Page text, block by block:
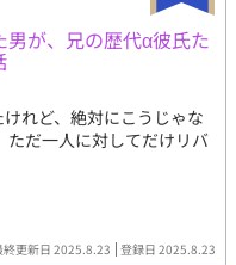
が、兄の歴代α彼氏た
れど、絶対にこうじゃな
ただ一人に対してだけリバ
終更新日 2025.8.23 登録日 2025.8.23